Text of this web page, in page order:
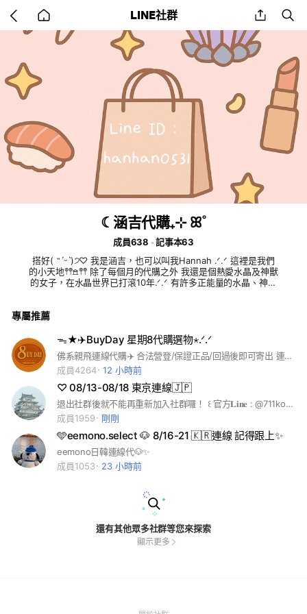
back
to
home
LINE社群 share
☾涵吉代購₊⊹ ꕤ˚
成員638
記事本63
搭好( ˶ˊᵕˋ)੭♡ 我是涵吉，也可以叫我Hannah .ᐟ‪‪.ᐟ 這裡是我們
的小天地𖤣𖤥𖠿𖤣𖤥 除了每個月的代購之外 我還是個熱愛水晶及神獸
的女子，在水晶世界已打滾10年.ᐟ‪‪.ᐟ 有許多正能量的水晶、神獸
量.ᐟ‪‪.ᐟ ( 塔羅抽牌僅供參考唷，還是要以自身的狀況及能量為主.
好許願，喜歡跟大家分享一切✎ ̼ 我會帶給你們很多很多的正能
量𖤐ˊ˗
專屬推薦
ᯓ★✈️BuyDay 星期8代購選物⋆.ᐟ.ᐟ
佛系親飛連線代購✈️ 合法營登/保證正品/回過後即可寄出 連線期間限定請跟好呀.ᐟ.ᐟ 歡迎跟著我們一起逛街找寶物🪄 （平時群組不吵不狂發商品訊息） 新進群的大家可以至相片、記事本逛逛 未來去哪裡代購會在群組跟大家說🛫 平時有什麼好物分享/團購優惠 也都會在這分享૮ ♡ﻌ♡ა
成員4264
12 小時前
♡ 08/13-08/18 東京連線🇯🇵
退出社群後就不能再重新加入社群囉！ ꒰ 官方𝐋𝐢𝐧𝐞 : @711kofai ꒱
成員1959
剛剛
🩵eemono.select 🐶 8/16-21 🇰🇷連線 記得跟上✨
eemono日韓連線代🐶✨
成員1053
23 小時前
還有其他眾多社群等您來探索
顯示更多